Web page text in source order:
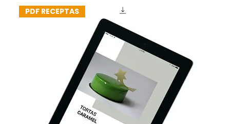
PDF RECEPTAS